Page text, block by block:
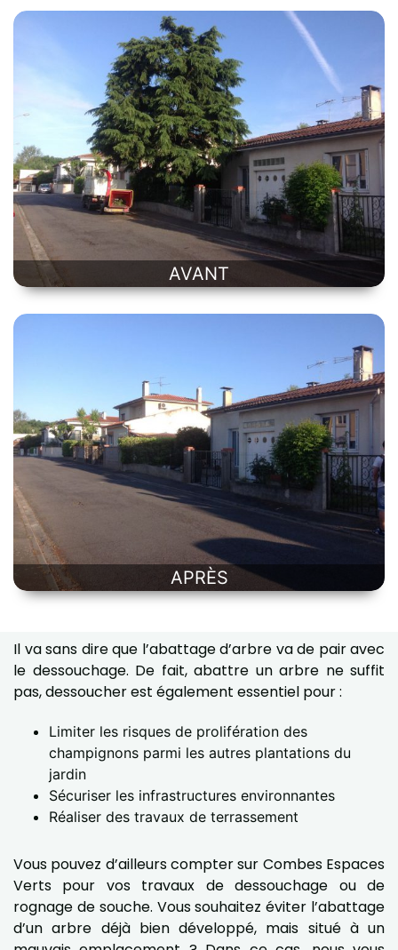
AVANT
APRÈS
Il va sans dire que l’abattage d’arbre va de pair avec
le dessouchage. De fait, abattre un arbre ne suffit
pas, dessoucher est également essentiel pour :
Limiter les risques de prolifération des
champignons parmi les autres plantations du
jardin
Sécuriser les infrastructures environnantes
Réaliser des travaux de terrassement
Vous pouvez d’ailleurs compter sur Combes Espaces
Verts pour vos travaux de dessouchage ou de
rognage de souche. Vous souhaitez éviter l’abattage
d’un arbre déjà bien développé, mais situé à un